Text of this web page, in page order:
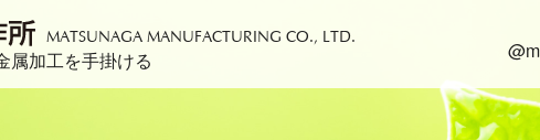
MATSUNAGA MANUFACTURING CO., LTD.
属加工を手掛ける